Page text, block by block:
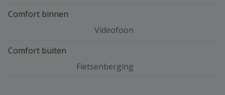
Comfort binnen
Videofoon
Comfort buiten
Fietsenberging